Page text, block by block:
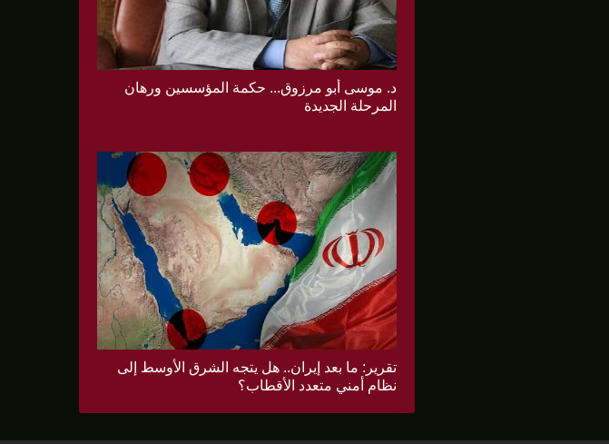
د. موسى أبو مرزوق... حكمة المؤسسين ورهان
المرحلة الجديدة
تقرير: ما بعد إيران.. هل يتجه الشرق الأوسط إلى
نظام أمني متعدد الأقطاب؟